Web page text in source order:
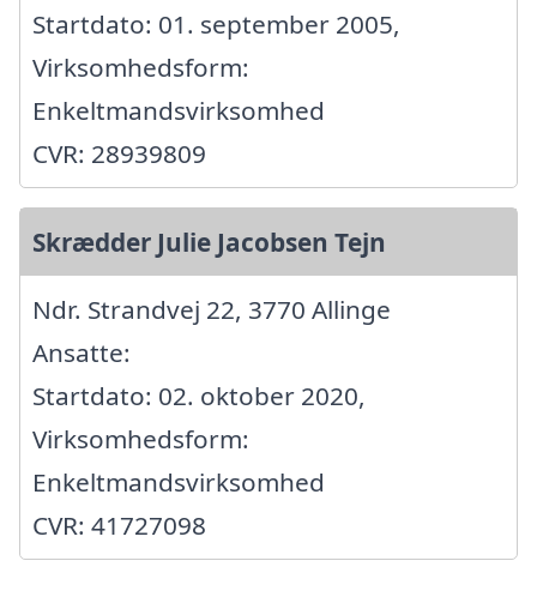
Startdato: 01. september 2005,
Virksomhedsform:
Enkeltmandsvirksomhed
CVR: 28939809
Skrædder Julie Jacobsen Tejn
Ndr. Strandvej 22, 3770 Allinge
Ansatte:
Startdato: 02. oktober 2020,
Virksomhedsform:
Enkeltmandsvirksomhed
CVR: 41727098